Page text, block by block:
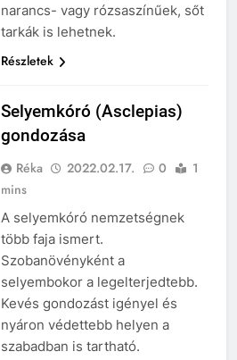
narancs- vagy rózsaszínűek, sőt
tarkák is lehetnek.
Részletek
Selyemkóró (Asclepias)
gondozása
Réka 2022.02.17. 0
1
mins
A selyemkóró nemzetségnek
több faja ismert.
Szobanövényként a
selyembokor a legelterjedtebb.
Kevés gondozást igényel és
nyáron védettebb helyen a
szabadban is tartható.